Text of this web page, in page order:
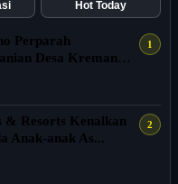
Hot Today
Perparah
Desa Kreman
& Resorts Kenalkan
Anak-anak As...